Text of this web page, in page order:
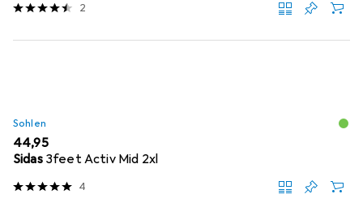
2
Sohlen
EUR
44,95
Sidas 3feet Activ Mid 2xl
4